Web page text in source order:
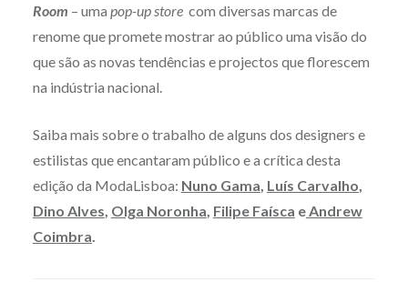
Room – uma pop-up storecom diversas marcas de
renome que promete mostrar ao público uma visão do
que são as novas tendências e projectos que florescem
na indústria nacional.
Saiba mais sobre o trabalho de alguns dos designers e
estilistas que encantaram público e a crítica desta
edição da ModaLisboa: Nuno Gama Luís Carvalho
Dino Alves Olga Noronha Filipe Faísca eAndrew
Coimbra